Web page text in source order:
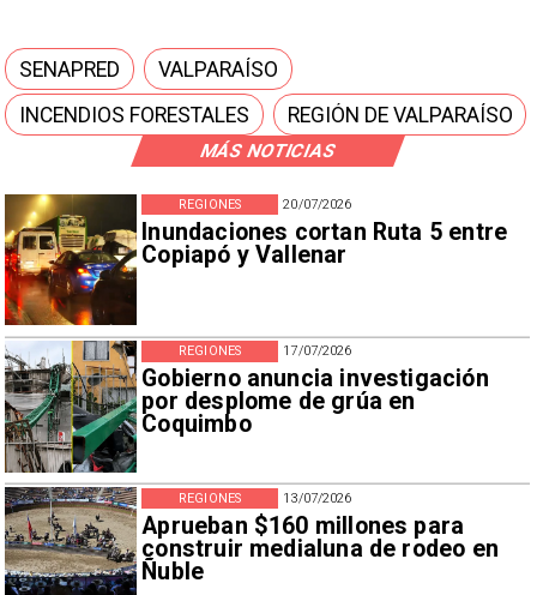
MÁS NOTICIAS
20/07/2026
Inundaciones cortan Ruta 5 entre
Copiapó y Vallenar
REGIONES
17/07/2026
Gobierno anuncia investigación
por desplome de grúa en
Coquimbo
REGIONES
13/07/2026
Aprueban $160 millones para
construir medialuna de rodeo en
Ñuble
REGIONES
SENAPRED
VALPARAÍSO
INCENDIOS FORESTALES
REGIÓN DE VALPARAÍSO